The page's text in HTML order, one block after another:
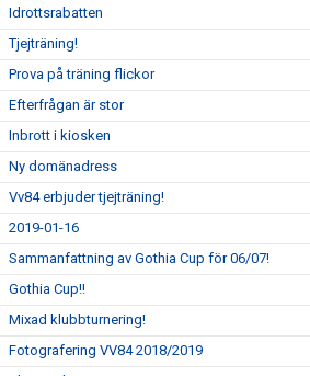
Idrottsrabatten
Tjejträning!
Prova på träning flickor
Efterfrågan är stor
Inbrott i kiosken
Ny domänadress
Vv84 erbjuder tjejträning!
2019-01-16
Sammanfattning av Gothia Cup för 06/07!
Gothia Cup!!
Mixad klubbturnering!
Fotografering VV84 2018/2019